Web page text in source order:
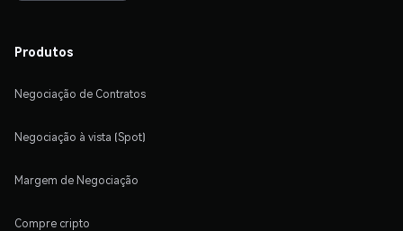
Produtos
Negociação de Contratos
Negociação à vista (Spot)
Margem de Negociação
Compre cripto